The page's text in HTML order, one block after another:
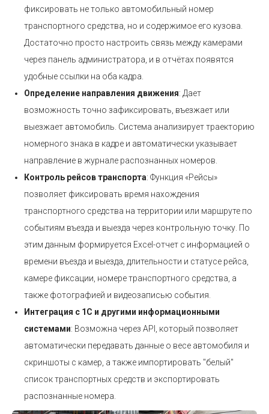
фиксировать не только автомобильный номер
транспортного средства, но и содержимое его кузова.
Достаточно просто настроить связь между камерами
через панель администратора, и в отчётах появятся
удобные ссылки на оба кадра.
Определение направления движения: Дает
возможность точно зафиксировать, въезжает или
выезжает автомобиль. Система анализирует траекторию
номерного знака в кадре и автоматически указывает
направление в журнале распознанных номеров.
Контроль рейсов транспорта: Функция «Рейсы»
позволяет фиксировать время нахождения
транспортного средства на территории или маршруте по
событиям въезда и выезда через контрольную точку. По
этим данным формируется Excel-отчет с информацией о
времени въезда и выезда, длительности и статусе рейса,
камере фиксации, номере транспортного средства, а
также фотографией и видеозаписью события.
Интеграция с 1С и другими информационными
системами: Возможна через API, который позволяет
автоматически передавать данные о весе автомобиля и
скриншоты с камер, а также импортировать "белый"
список транспортных средств и экспортировать
распознанные номера.